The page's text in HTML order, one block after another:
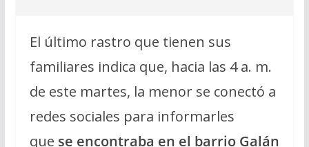
El último rastro que tienen sus
familiares indica que, hacia las 4 a. m.
de este martes, la menor se conectó a
redes sociales para informarles
que se encontraba en el barrio Galán